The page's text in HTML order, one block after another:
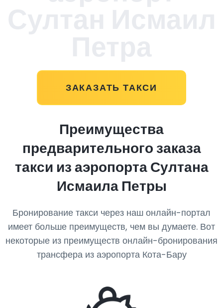
ЗАКАЗАТЬ ТАКСИ
Преимущества
предварительного заказа
такси из аэропорта Султана
Исмаила Петры
Бронирование такси через наш онлайн-портал
имеет больше преимуществ, чем вы думаете. Вот
некоторые из преимуществ онлайн-бронирования
трансфера из аэропорта Кота-Бару